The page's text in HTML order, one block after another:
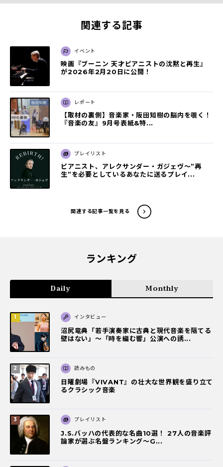
関連する記事
イベント
映画『ブーニン 天才ピアニストの沈黙と再⽣』
が2026年2⽉20⽇に公開！
レポート
【取材の裏側】音楽家・阪田知樹の脳内を覗く！
『音楽の友』9月号表紙&特...
プレイリスト
ピアニスト、アレクサンダー・ガジェヴ～”再
生”を必要としているあなたに送るプレイ...
関連する記事一覧を見る
ランキング
Daily Monthly
インタビュー
沼尻竜典「若手演奏家に古典と現代音楽を隔てる
壁はない」～「時を編む響」公演への誘...
読みもの
日曜劇場『VIVANT』の壮大な世界観を盛り立て
るクラシック音楽
プレイリスト
J.S.バッハの代表的な名曲10選！ 27人の音楽評
論家が選ぶ名盤ランキング〜G...